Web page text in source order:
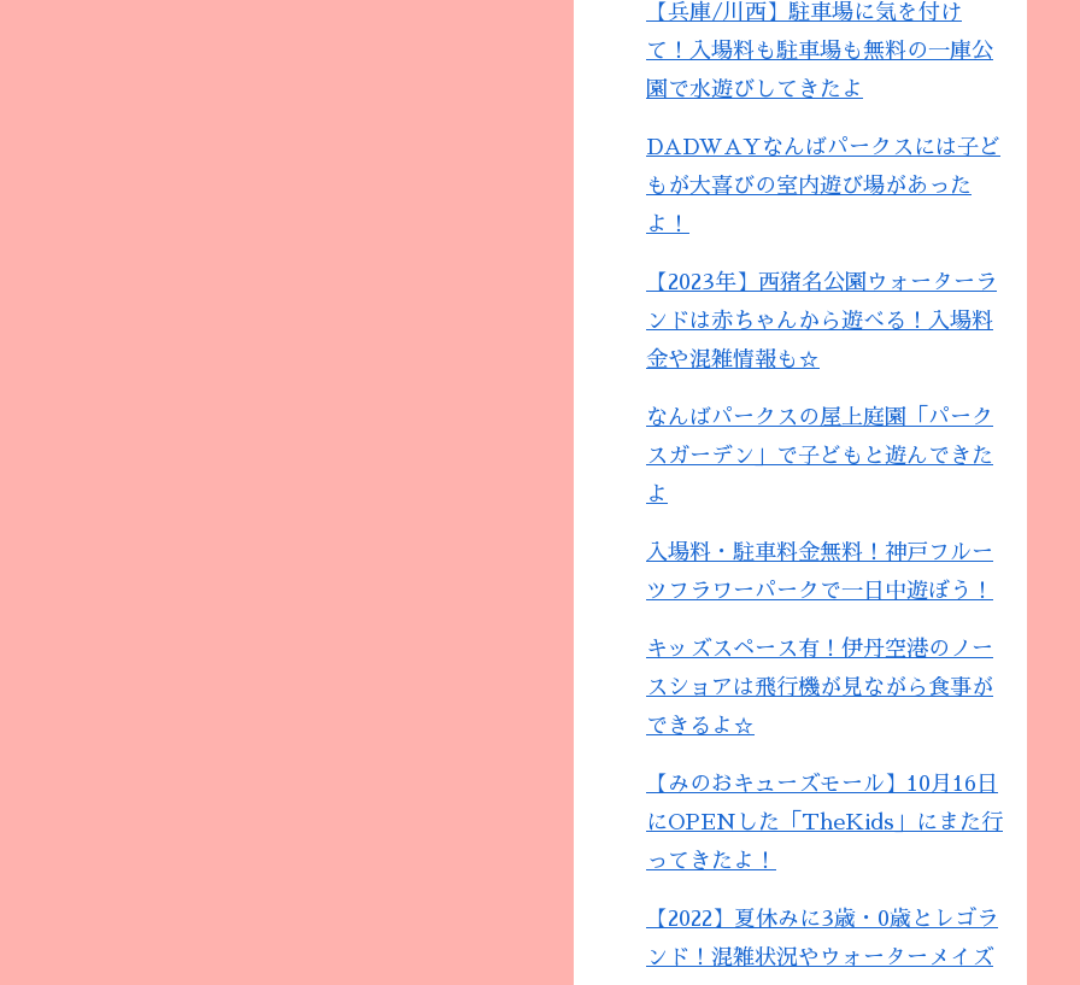
【兵庫/川西】駐車場に気を付け
て！入場料も駐車場も無料の一庫公
園で水遊びしてきたよ
DADWAYなんばパークスには子ど
もが大喜びの室内遊び場があった
よ！
【2023年】西猪名公園ウォーターラ
ンドは赤ちゃんから遊べる！入場料
金や混雑情報も☆
なんばパークスの屋上庭園「パーク
スガーデン」で子どもと遊んできた
よ
入場料・駐車料金無料！神戸フルー
ツフラワーパークで一日中遊ぼう！
キッズスペース有！伊丹空港のノー
スショアは飛行機が見ながら食事が
できるよ☆
【みのおキューズモール】10月16日
にOPENした「TheKids」にまた行
ってきたよ！
【2022】夏休みに3歳・0歳とレゴラ
ンド！混雑状況やウォーターメイズ